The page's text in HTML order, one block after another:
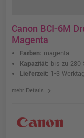
Canon BCI-6M
Magenta
Farben: magenta
Kapazität: bis zu 280
Lieferzeit: 1-3
mehr Details chevron_right